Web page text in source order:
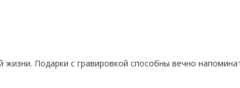
жизни. Подарки с гравировкой способны вечно